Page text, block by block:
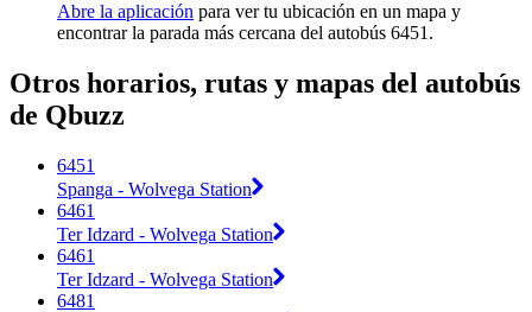
Abre la aplicación para ver tu ubicación en un mapa y
encontrar la parada más cercana del autobús 6451.
Otros horarios, rutas y mapas del autobús
de Qbuzz
6451
Spanga - Wolvega Station
6461
Ter Idzard - Wolvega Station
6461
Ter Idzard - Wolvega Station
6481